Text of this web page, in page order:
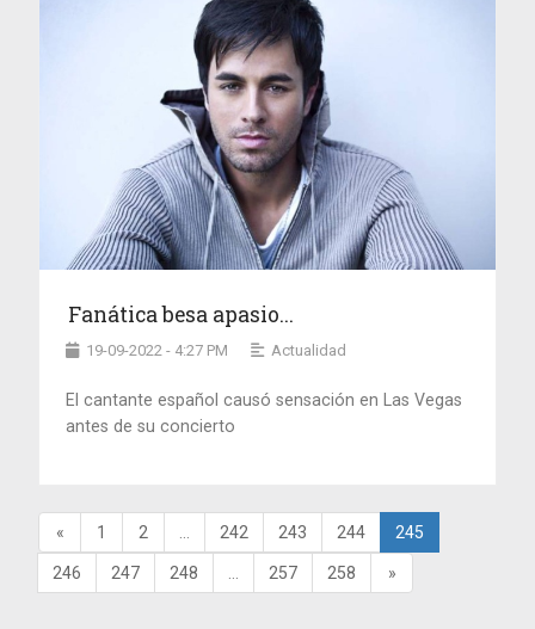
Fanática besa apasio...
19-09-2022 - 4:27 PM Actualidad
El cantante español causó sensación en Las Vegas
antes de su concierto
« 1 2 242 243 244 245
246 247 248 257 258 »